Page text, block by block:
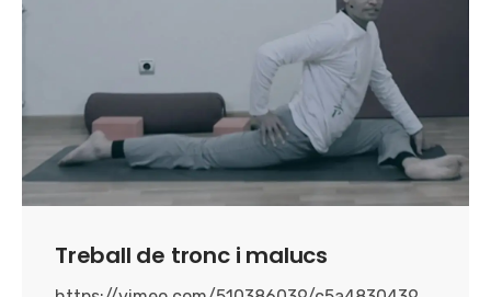
Treball de tronc i malucs